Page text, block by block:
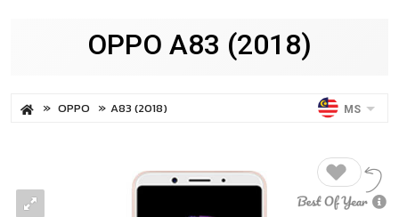
OPPO A83 (2018)
OPPO A83 (2018) MS